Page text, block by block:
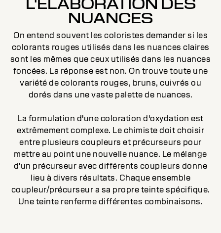
L'ÉLABORATION DES
NUANCES
On entend souvent les coloristes demander si les
colorants rouges utilisés dans les nuances claires
sont les mêmes que ceux utilisés dans les nuances
foncées. La réponse est non. On trouve toute une
variété de colorants rouges, bruns, cuivrés ou
dorés dans une vaste palette de nuances.
La formulation d'une coloration d'oxydation est
extrêmement complexe. Le chimiste doit choisir
entre plusieurs coupleurs et précurseurs pour
mettre au point une nouvelle nuance. Le mélange
d'un précurseur avec différents coupleurs donne
lieu à divers résultats. Chaque ensemble
coupleur/précurseur a sa propre teinte spécifique.
Une teinte renferme différentes combinaisons.